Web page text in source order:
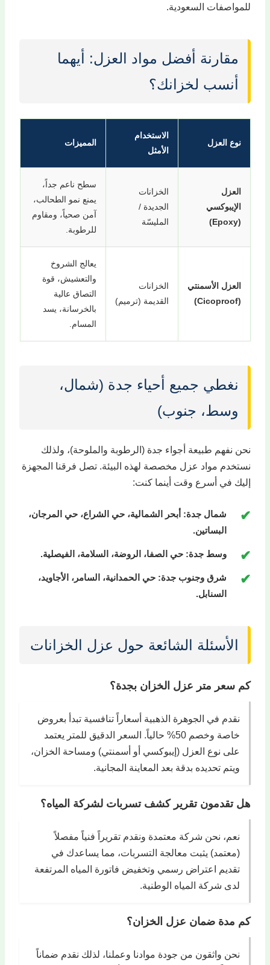
للمواصفات السعودية.
مقارنة أفضل مواد العزل: أيهما
أنسب لخزانك؟
نوع العزل
الاستخدام
الأمثل
المميزات
العزل
الإيبوكسي
(Epoxy)
الخزانات
الجديدة /
المليسّة
سطح ناعم جداً،
يمنع نمو الطحالب،
آمن صحياً، ومقاوم
للرطوبة.
العزل الأسمنتي
(Cicoproof)
الخزانات
القديمة (ترميم)
يعالج الشروخ
والتعشيش، قوة
التصاق عالية
بالخرسانة، يسد
المسام.
نغطي جميع أحياء جدة (شمال،
وسط، جنوب)
نحن نفهم طبيعة أجواء جدة (الرطوبة والملوحة)، ولذلك
نستخدم مواد عزل مخصصة لهذه البيئة. تصل فرقنا المجهزة
إليك في أسرع وقت أينما كنت:
شمال جدة: أبحر الشمالية، حي الشراع، حي المرجان،
البساتين.
وسط جدة: حي الصفا، الروضة، السلامة، الفيصلية.
شرق وجنوب جدة: حي الحمدانية، السامر، الأجاويد،
السنابل.
الأسئلة الشائعة حول عزل الخزانات
كم سعر متر عزل الخزان بجدة؟
نقدم في الجوهرة الذهبية أسعاراً تنافسية تبدأ بعروض
خاصة وخصم 50% حالياً. السعر الدقيق للمتر يعتمد
على نوع العزل (إيبوكسي أو أسمنتي) ومساحة الخزان،
ويتم تحديده بدقة بعد المعاينة المجانية.
هل تقدمون تقرير كشف تسربات لشركة المياه؟
نعم، نحن شركة معتمدة ونقدم تقريراً فنياً مفصلاً
(معتمد) يثبت معالجة التسربات، مما يساعدك في
تقديم اعتراض رسمي وتخفيض فاتورة المياه المرتفعة
لدى شركة المياه الوطنية.
كم مدة ضمان عزل الخزان؟
نحن واثقون من جودة موادنا وعملنا، لذلك نقدم ضماناً